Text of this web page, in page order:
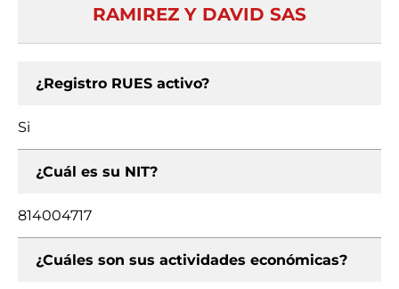
RAMIREZ Y DAVID SAS
¿Registro RUES activo?
Si
¿Cuál es su NIT?
814004717
¿Cuáles son sus actividades económicas?